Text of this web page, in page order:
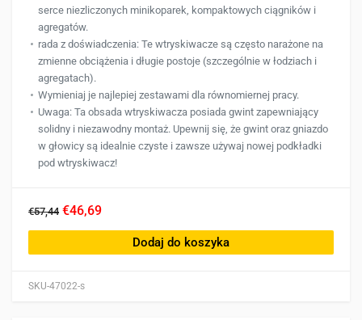
SKU-47022-s
serce niezliczonych minikoparek, kompaktowych ciągników i
agregatów.
rada z doświadczenia: Te wtryskiwacze są często narażone na
zmienne obciążenia i długie postoje (szczególnie w łodziach i
agregatach).
Wymieniaj je najlepiej zestawami dla równomiernej pracy.
Uwaga: Ta obsada wtryskiwacza posiada gwint zapewniający
solidny i niezawodny montaż. Upewnij się, że gwint oraz gniazdo
w głowicy są idealnie czyste i zawsze używaj nowej podkładki
pod wtryskiwacz!
€57,44 €46,69
Dodaj do koszyka